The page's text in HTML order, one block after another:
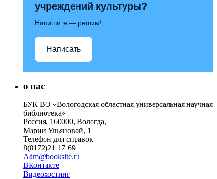
учреждений культуры?
Напишите — решим!
Написать
о нас
БУК ВО «Вологодская областная универсальная научная
библиотека»
Россия, 160000, Вологда,
Марии Ульяновой, 1
Телефон для справок –
8(8172)21-17-69
Adm@booksite.ru
ВКонтакте
Видеохостинг